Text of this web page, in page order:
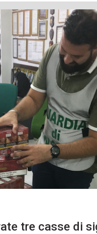
tre casse di